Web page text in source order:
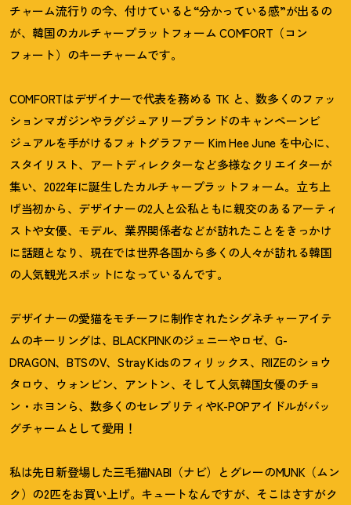
チャーム流行りの今、付けていると“分かっている感”が出るの
が、韓国のカルチャープラットフォーム COMFORT（コン
フォート）のキーチャームです。
COMFORTはデザイナーで代表を務める TK と、数多くのファッ
ションマガジンやラグジュアリーブランドのキャンペーンビ
ジュアルを手がけるフォトグラファー Kim Hee June を中心に、
スタイリスト、アートディレクターなど多様なクリエイターが
集い、2022年に誕生したカルチャープラットフォーム。立ち上
げ当初から、デザイナーの2人と公私ともに親交のあるアーティ
ストや女優、モデル、業界関係者などが訪れたことをきっかけ
に話題となり、現在では世界各国から多くの人々が訪れる韓国
の人気観光スポットになっているんです。
デザイナーの愛猫をモチーフに制作されたシグネチャーアイテ
ムのキーリングは、BLACKPINKのジェニーやロゼ、G-
DRAGON、BTSのV、Stray Kidsのフィリックス、RIIZEのショウ
タロウ、ウォンビン、アントン、そして人気韓国女優のチョ
ン・ホヨンら、数多くのセレブリティやK-POPアイドルがバッ
グチャームとして愛用 ！
私は先日新登場した三毛猫NABI（ナビ）とグレーのMUNK（ムン
ク）の2匹をお買い上げ。キュートなんですが、そこはさすがク